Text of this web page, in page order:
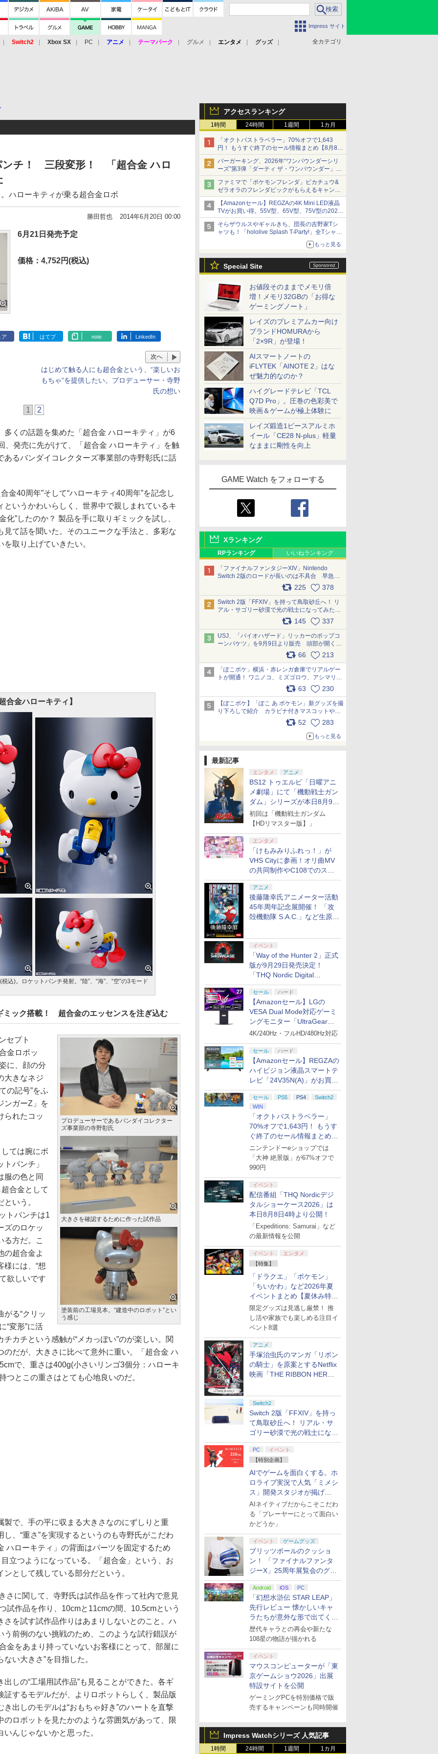
Impress サイト
全カテゴリ
Switch2 Xbox SX PC アニメ テーマパーク グルメ エンタメ
グッズ
アクセスランキング
1時間 24時間 1週間 1カ月
「オクトパストラベラー」70%オフで1,643
円！ もうすぐ終了のセール情報まとめ【8月8日
更新】
ニンテンドーeショップでは「大神 絶景版」が
67%オフで990円
バーガーキング、2026年“ワンパウンダーシリ
ーズ”第3弾「ダーティ ザ・ワンパウンダー」を
8月7日発売
「特製ガーリックマヨソース」を使用した超大
型チーズバーガー
ファミマで「ポケモンフレンダ」ピカチュウ&
ゼラオラのフレンダピックがもらえるキャンペ
ーン開催！
【Amazonセール】REGZAの4K Mini LED液晶
TVがお買い得。55V型、65V型、75V型の2026
年モデルがラインナップ
そらザウルスやギャルきち、団長の吉野家Tシ
ャツも！「hololive Splash T-Party!」全Tシャツ
ラインナップ公開＆オンライン販売開始
もっと見る
Special Site
お値段そのままでメモリ倍
増！メモリ32GBの「お得な
ゲーミングノート」
レイズのプレミアムカー向け
ブランドHOMURAから
「2×9R」が登場！
AIスマートノートの
iFLYTEK「AINOTE 2」はな
ぜ魅力的なのか？
ハイグレードテレビ「TCL
Q7D Pro」。圧巻の色彩美で
映画＆ゲームが極上体験に
レイズ鍛造1ピースアルミホ
イール「CE28 N-plus」軽量
なままに剛性を向上
GAME Watch をフォローする
Xランキング
RPランキング いいねランキング
「ファイナルファンタジーXIV」Nintendo
Switch 2版のロードが長いのは不具合 早急に
アップデートできるよう対応中225 378
Switch 2版「FFXIV」を持って鳥取砂丘へ！ リ
アル・サゴリー砂漠で光の戦士になってみた
145 337
USJ、「バイオハザード」リッカーのポップコ
ーンバケツ」を9月9日より販売 頭部が開く仕
組み。味は恐怖を堪のう「味噌フレーバー」
66 213
「ぽこポケ」横浜・赤レンガ倉庫でリアルゲー
トが開通！ ワニノコ、ミズゴロウ、アシマリ登
場シーンをレポート pic.x.com/LDgEByVl6D
63 230
【ぽこポケ】「ぽこ あ ポケモン」新グッズを撮
り下ろしで紹介 カラビナ付きマスコットやス
52 283
もっと見る
最新記事
エンタメ アニメ
BS12 トゥエルビ「日曜アニ
メ劇場」にて「機動戦士ガン
ダム」シリーズが本日8月9日
から8週連続で放送
初回は「機動戦士ガンダム
【HDリマスター版】」
エンタメ
「けもみみりふれっ！」が
VHS Cityに参画！オリ曲MV
の共同制作やC108でのスペ
シャルコラボ広告を掲出
アニメ
後藤隆幸氏アニメーター活動
45年周年記念展開催！ 「攻
殻機動隊 S.A.C.」など生原
イベント
「Way of the Hunter 2」正式
版が9月29日発売決定！
「THQ Nordic Digital
Showcase 2026」まとめ
セール ハード
【Amazonセール】LGの
VESA Dual Mode対応ゲーミ
ングモニター「UltraGear
27G850A-B」がお買い得！
4K/240Hz・フルHD/480Hz対応
セール ハード
【Amazonセール】REGZAの
ハイビジョン液晶スマートテ
レビ「24V35N(A)」がお買い
得！
セール PS5 PS4
Switch2
WIN
「オクトパストラベラー」
70%オフで1,643円！ もうす
ぐ終了のセール情報まとめ
【8月8日更新】
ニンテンドーeショップでは
「大神 絶景版」が67%オフで
990円
イベント
配信番組「THQ Nordicデジ
タルショーケース2026」は
本日8月8日4時より公開！
「Expeditions: Samurai」など
の最新情報を公開
イベント
エンタメ
【特集】
「ドラクエ」「ポケモン」
「ちいかわ」など2026年夏
イベントまとめ【夏休み特
集】
限定グッズは見逃し厳禁！ 推
し活や家族でも楽しめる注目イ
ベント8選
アニメ
手塚治虫氏のマンガ「リボン
の騎士」を原案とするNetflix
映画「THE RIBBON HERO
Switch2
Switch 2版「FFXIV」を持っ
て鳥取砂丘へ！ リアル・サ
ゴリー砂漠で光の戦士になっ
てみた
PC
イベント
【特別企画】
AIでゲームを面白くする。ホ
ロライブ実況で人気「ミメシ
ス」開発スタジオが掲げ
る“AI活用の信念”とは？【講
演レポート】
AIネイティブだからこそこだわ
る「プレーヤーにとって面白い
かどうか」
イベント ゲームグッズ
ブリッツボールのクッショ
ン！ 「ファイナルファンタ
ジーX」25周年展覧会のグッ
ズ情報が公開
Android iOS PC
「幻想水滸伝 STAR LEAP」
先行レビュー 懐かしいキャ
ラたちが意外な形で出てくる
シリーズ完全新作！
歴代キャラとの再会や新たな
108星の物語が描かれる
イベント
マウスコンピューターが「東
京ゲームショウ2026」出展
特設サイトを公開
ゲーミングPCを特別価格で販
売するキャンペーンも同時開催
Impress Watchシリーズ 人気記事
1時間 24時間 1週間 1カ月
ンチ！ 三段変形！ 「超合金 ハロ
ハローキティが乗る超合金ロボ
勝田哲也 2014年6月20日 00:00
6月21日発売予定
価格：4,752円(税込)
ア はてブ note LinkedIn
次へ
はじめて触る人にも超合金という、“楽しいお
もちゃ”を提供したい。プロデューサー・寺野
氏の想い
1 2
くの話題を集めた「超合金 ハローキティ」が6
、発売に先がけて、「超合金 ハローキティ」を触
あるバンダイコレクターズ事業部の寺野彰氏に話
40周年”そして“ハローキティ40周年”を記念し
いうかわいらしく、世界中で親しまれているキ
化”したのか？ 製品を手に取りギミックを試し、
見て話を聞いた。そのユニークな手法と、多彩な
取り上げていきたい。
合金ハローキティ】
込)。ロケットパンチ発射。“陸”、“海”、“空”の3モード
ミック搭載！ 超合金のエッセンスを注ぎ込む
プロデューサーであるバンダイコレクター
ズ事業部の寺野彰氏
大きさを確認するために作った試作品
塗装前の工場見本。“建造中のロボット”とい
う感じ
セプト
金ロボッ
に、顔の分
大きなネジ
の記号”をふ
ンガーZ」を
られたコッ
ては腕にボ
パンチ」
服の色と同
合金として
いう。
トパンチは1
ズのロケッ
る方だ。こ
の超合金よ
様には、“想
欲しいです
る“クリッ
“変形”に活
カチという感触が“メカっぽい”のが楽しい。関
のだが、大きさに比べて意外に重い。「超合金 ハ
で、重さは400g(小さいリンゴ3個分：ハローキ
つとこの重さはとても心地良いのだ。
で、手の平に収まる大きさなのにずしりと重
、“重さ”を実現するというのも寺野氏がこだわ
ハローキティ」の背面はパーツを固定するため
立つようになっている。「超合金」という、お
として残している部分だという。
に関して、寺野氏は試作品を作って社内で意見
試作品を作り、10cmと11cmの間、10.5cmという
さを試す試作品作りはあまりしないとのこと。ハ
う前例のない挑戦のため、このような試行錯誤が
金をあまり持っていないお客様にとって、部屋に
い大きさ”を目指した。
しの“工場用試作品”も見ることができた。各ギ
するモデルだが、よりロボットらしく、製品版
出しのモデルは“おもちゃ好き”のハートを直撃
のロボットを見たかのような雰囲気があって、限
んじゃないかと思った。